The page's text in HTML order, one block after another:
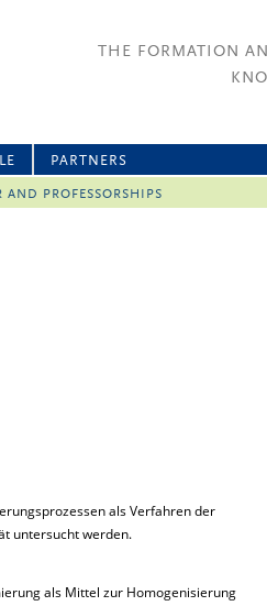
THE FORMATION
AND PROFESSORSHIPS
PARTNERS
als Verfahren der
untersucht werden.
als Mittel zur Homogenisierung